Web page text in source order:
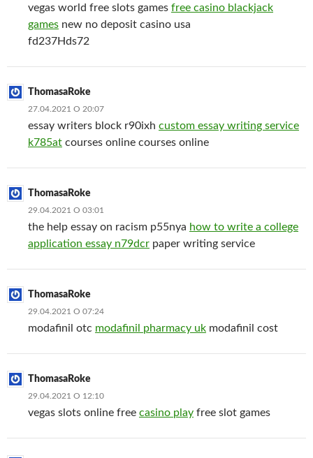
vegas world free slots games free casino blackjack
games new no deposit casino usa
fd237Hds72
ThomasaRoke
27.04.2021 О 20:07
essay writers block r90ixh custom essay writing service
k785at courses online courses online
ThomasaRoke
29.04.2021 О 03:01
the help essay on racism p55nya how to write a college
application essay n79dcr paper writing service
ThomasaRoke
29.04.2021 О 07:24
modafinil otc modafinil pharmacy uk modafinil cost
ThomasaRoke
29.04.2021 О 12:10
vegas slots online free casino play free slot games